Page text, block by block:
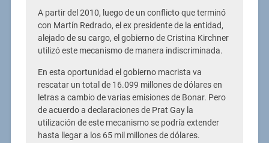
A partir del 2010, luego de un conflicto que terminó
con Martín Redrado, el ex presidente de la entidad,
alejado de su cargo, el gobierno de Cristina Kirchner
utilizó este mecanismo de manera indiscriminada.
En esta oportunidad el gobierno macrista va
rescatar un total de 16.099 millones de dólares en
letras a cambio de varias emisiones de Bonar. Pero
de acuerdo a declaraciones de Prat Gay la
utilización de este mecanismo se podría extender
hasta llegar a los 65 mil millones de dólares.